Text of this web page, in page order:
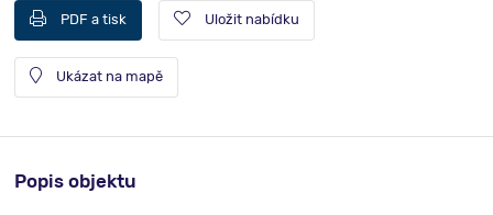
PDF a tisk Uložit nabídku
Ukázat na mapě
Popis objektu